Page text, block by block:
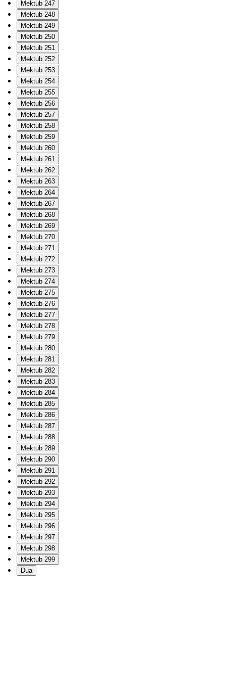
Mektub 247
Mektub 248
Mektub 249
Mektub 250
Mektub 251
Mektub 252
Mektub 253
Mektub 254
Mektub 255
Mektub 256
Mektub 257
Mektub 258
Mektub 259
Mektub 260
Mektub 261
Mektub 262
Mektub 263
Mektub 264
Mektub 267
Mektub 268
Mektub 269
Mektub 270
Mektub 271
Mektub 272
Mektub 273
Mektub 274
Mektub 275
Mektub 276
Mektub 277
Mektub 278
Mektub 279
Mektub 280
Mektub 281
Mektub 282
Mektub 283
Mektub 284
Mektub 285
Mektub 286
Mektub 287
Mektub 288
Mektub 289
Mektub 290
Mektub 291
Mektub 292
Mektub 293
Mektub 294
Mektub 295
Mektub 296
Mektub 297
Mektub 298
Mektub 299
Dua